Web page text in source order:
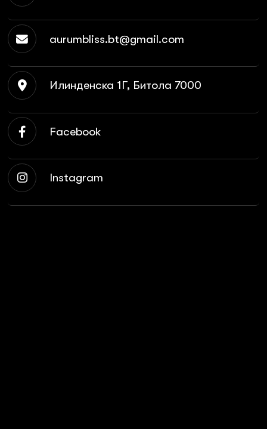
aurumbliss.bt@gmail.com
Илинденска 1Г, Битола 7000
Facebook
Instagram